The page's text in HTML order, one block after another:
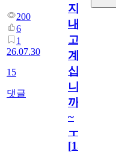
200
6
1
26.07.30
15
댓글
지
내
고
계
십
니
까
~
ㅜ
[15